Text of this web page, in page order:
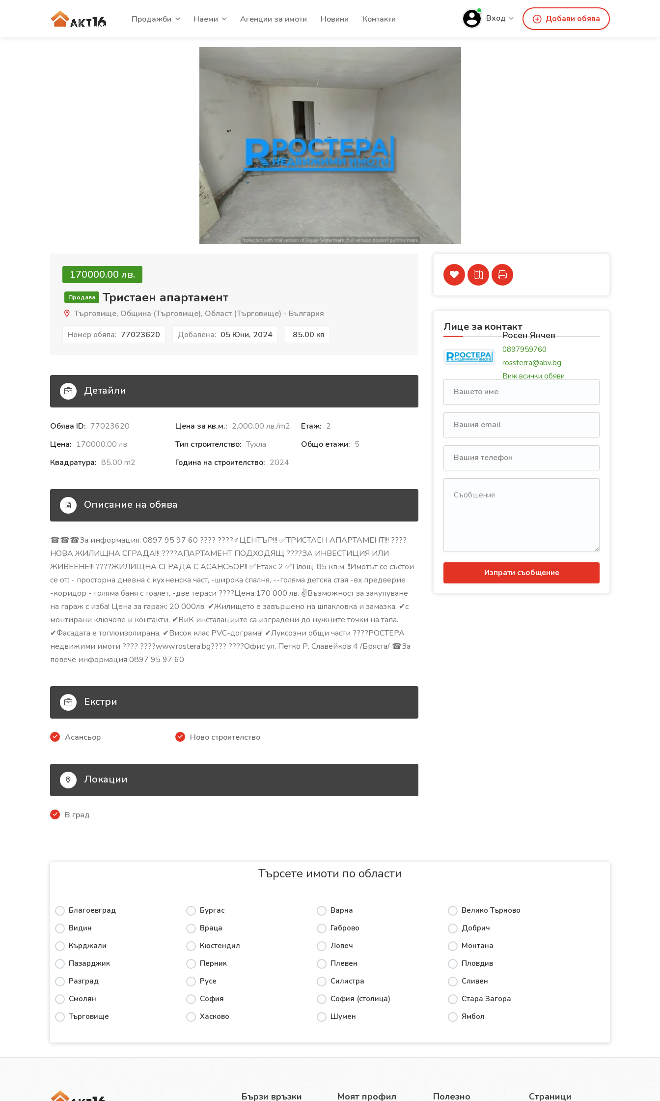
Продажби Наеми Агенции за имоти Новини Контакти Вход Добави обява
170000.00 лв.
Продава Тристаен апартамент
Търговище, Община (Търговище), Област (Търговище) - България
Номер обява: 77023620 Добавена: 05 Юни, 2024 85.00 кв
Детайли
Обява ID: 77023620
Цена: 170000.00 лв.
Квадратура: 85.00 m2
Цена за кв.м.: 2,000.00 лв./m2
Тип строителство: Тухла
Година на строителство: 2024
Етаж: 2
Общо етажи: 5
Описание на обява
☎☎☎За информация: 0897 95 97 60 ???? ????‍♂️ЦЕНТЪР!!! ✅ТРИСТАЕН АПАРТАМЕНТ!!! ????
НОВА ЖИЛИЩНА СГРАДА!!! ????АПАРТАМЕНТ ПОДХОДЯЩ ????ЗА ИНВЕСТИЦИЯ ИЛИ
ЖИВЕЕНЕ!!! ????ЖИЛИЩНА СГРАДА С АСАНСЬОР!! ✅Етаж: 2 ✅Площ: 85 кв.м. ❗Имотът се състои
се от: - просторна дневна с кухненска част, -широка спалня, --голяма детска стая -вх.предверие
-коридор - голяма баня с тоалет, -две тераси ????Цена:170 000 лв. ✌Възможност за закупуване
на гараж с изба! Цена за гараж: 20 000лв. ✔Жилището е завършено на шпакловка и замазка, ✔с
монтирани ключове и контакти. ✔ВиК инсталациите са изградени до нужните точки на тапа.
✔Фасадата е топлоизолирана, ✔Висок клас PVC-дограма! ✔Луксозни общи части ????РОСТЕРА
недвижими имоти ???? ????www.rostera.bg???? ????Офис ул. Петко Р. Славейков 4 /Бряста/ ☎За
повече информация 0897 95 97 60
Екстри
Асансьор Ново строителство
Локации
В град
Лице за контакт
Росен Янчев
0897959760
rossterra@abv.bg
Виж всички обяви
Изпрати съобщение
Търсете имоти по области
Благоевград Бургас Варна
Велико Търново
Видин
Враца Габрово
Добрич
Кърджали
Кюстендил Ловеч
Монтана
Пазарджик
Перник Плевен
Пловдив
Разград
Русе Силистра
Сливен
Смолян
София София (столица)
Стара Загора
Търговище
Хасково Шумен Ямбол
Бързи връзки Моят профил Полезно Страници